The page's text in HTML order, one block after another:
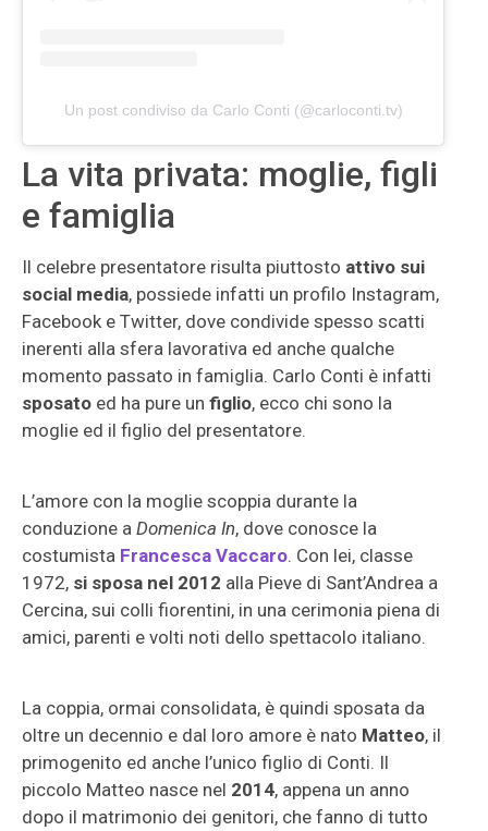
Un post condiviso da Carlo Conti (@carloconti.tv)
La vita privata: moglie, figli
e famiglia
Il celebre presentatore risulta piuttosto attivo sui
social media, possiede infatti un profilo Instagram,
Facebook e Twitter, dove condivide spesso scatti
inerenti alla sfera lavorativa ed anche qualche
momento passato in famiglia. Carlo Conti è infatti
sposato ed ha pure un figlio, ecco chi sono la
moglie ed il figlio del presentatore.
L’amore con la moglie scoppia durante la
conduzione a Domenica In, dove conosce la
costumista Francesca Vaccaro. Con lei, classe
1972, si sposa nel 2012 alla Pieve di Sant’Andrea a
Cercina, sui colli fiorentini, in una cerimonia piena di
amici, parenti e volti noti dello spettacolo italiano.
La coppia, ormai consolidata, è quindi sposata da
oltre un decennio e dal loro amore è nato Matteo, il
primogenito ed anche l’unico figlio di Conti. Il
piccolo Matteo nasce nel 2014, appena un anno
dopo il matrimonio dei genitori, che fanno di tutto